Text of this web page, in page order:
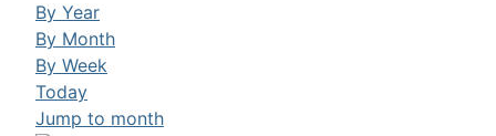
By Year
By Month
By Week
Today
Jump to month